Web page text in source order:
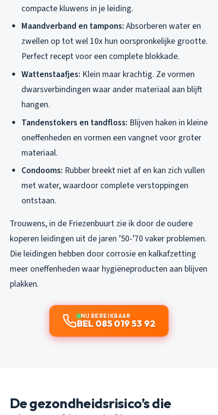
compacte kluwens in je leiding.
Maandverband en tampons: Absorberen water en
zwellen op tot wel 10x hun oorspronkelijke grootte.
Perfect recept voor een complete blokkade.
Wattenstaafjes: Klein maar krachtig. Ze vormen
dwarsverbindingen waar ander materiaal aan blijft
hangen.
Tandenstokers en tandfloss: Blijven haken in kleine
oneffenheden en vormen een vangnet voor groter
materiaal.
Condooms: Rubber breekt niet af en kan zich vullen
met water, waardoor complete verstoppingen
ontstaan.
Trouwens, in de Friezenbuurt zie ik door de oudere
koperen leidingen uit de jaren ’50-’70 vaker problemen.
Die leidingen hebben door corrosie en kalkafzetting
meer oneffenheden waar hygiëneproducten aan blijven
plakken.
NU BEREIKBAAR
BEL 085 019 53 92
De gezondheidsrisico’s die